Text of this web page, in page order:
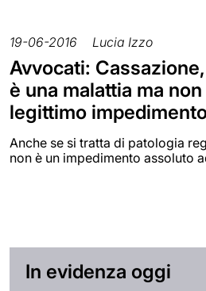
19-06-2016 Lucia Izzo
Avvocati:
è una malattia ma
legittimo
Anche se si tratta di patologia
non è un impedimento assoluto
In evidenza oggi